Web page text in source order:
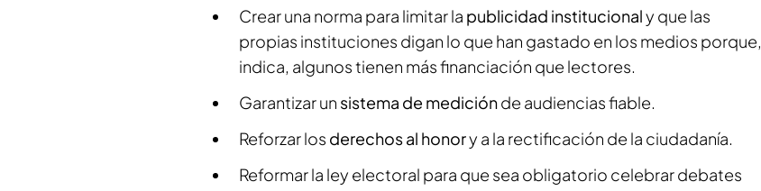
Crear una norma para limitar la publicidad institucionaly que las
propias instituciones digan lo que han gastado en los medios porque,
indica, algunos tienen más financiación que lectores.
Garantizar un sistema de mediciónde audiencias fiable.
Reforzar los derechos al honory a la rectificación de la ciudadanía.
Reformar la ley electoral para que sea obligatorio celebrar debates